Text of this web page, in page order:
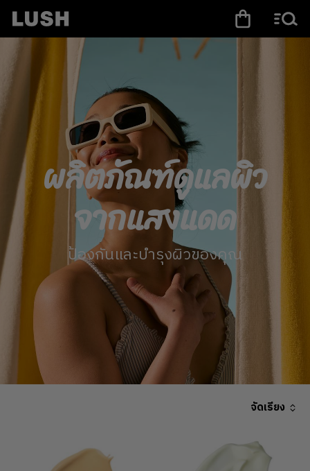
ผลิตภัณฑ์ดูแลผิว
จากแสงแดด
ป้องกันและบำรุงผิวของคุณ
จัดเรียง